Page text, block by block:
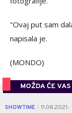
"Ovaj put sam
napisala je.
(MONDO)
MOŽDA ĆE
SHOWTIME 11.08.2021.